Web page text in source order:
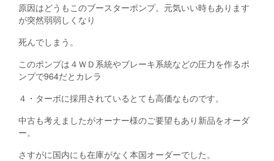
原因はどうもこのブースターポンプ。元気いい時もあります
が突然弱弱しくなり
死んでしまう。
このポンプは４ＷＤ系統やブレーキ系統などの圧力を作るポ
ンプで964だとカレラ
４・ターボに採用されているとても高価なものです。
中古も考えましたがオーナー様のご要望もあり新品をオーダ
ー。
さすがに国内にも在庫がなく本国オーダーでした。